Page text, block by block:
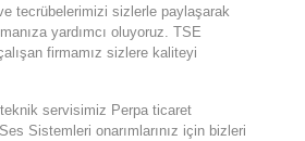
tecrübelerimizi sizlerle paylaşarak
yardımcı oluyoruz. TSE
firmamız sizlere kaliteyi
servisimiz Perpa ticaret
Sistemleri onarımlarınız için bizleri